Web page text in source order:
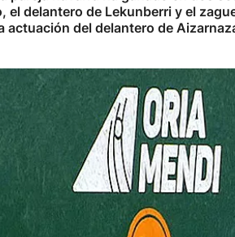
el delantero de Lekunberri y el
actuación del delantero de